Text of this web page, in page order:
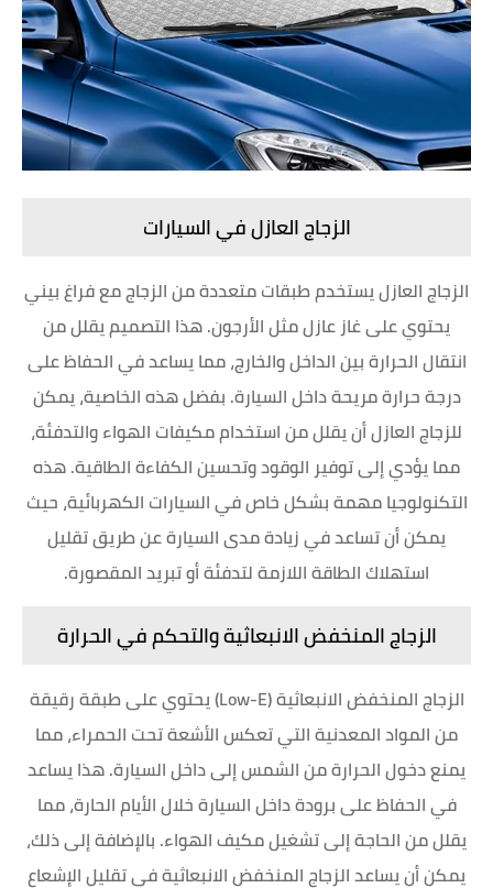
الزجاج العازل في السيارات
الزجاج العازل يستخدم طبقات متعددة من الزجاج مع فراغ بيني
يحتوي على غاز عازل مثل الأرجون. هذا التصميم يقلل من
انتقال الحرارة بين الداخل والخارج، مما يساعد في الحفاظ على
درجة حرارة مريحة داخل السيارة. بفضل هذه الخاصية، يمكن
للزجاج العازل أن يقلل من استخدام مكيفات الهواء والتدفئة،
مما يؤدي إلى توفير الوقود وتحسين الكفاءة الطاقية. هذه
التكنولوجيا مهمة بشكل خاص في السيارات الكهربائية، حيث
يمكن أن تساعد في زيادة مدى السيارة عن طريق تقليل
استهلاك الطاقة اللازمة لتدفئة أو تبريد المقصورة.
الزجاج المنخفض الانبعاثية والتحكم في الحرارة
الزجاج المنخفض الانبعاثية (Low-E) يحتوي على طبقة رقيقة
من المواد المعدنية التي تعكس الأشعة تحت الحمراء، مما
يمنع دخول الحرارة من الشمس إلى داخل السيارة. هذا يساعد
في الحفاظ على برودة داخل السيارة خلال الأيام الحارة، مما
يقلل من الحاجة إلى تشغيل مكيف الهواء. بالإضافة إلى ذلك،
يمكن أن يساعد الزجاج المنخفض الانبعاثية في تقليل الإشعاع